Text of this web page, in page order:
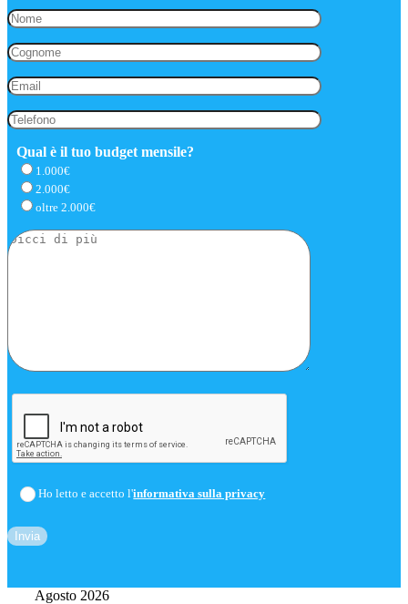
Qual è il tuo budget mensile?
1.000€
2.000€
oltre 2.000€
Ho letto e accetto l'informativa sulla privacy
Agosto 2026